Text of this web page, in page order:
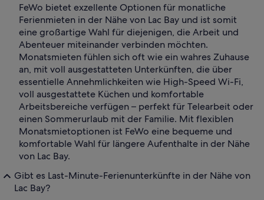
FeWo bietet exzellente Optionen für monatliche
Ferienmieten in der Nähe von Lac Bay und ist somit
eine großartige Wahl für diejenigen, die Arbeit und
Abenteuer miteinander verbinden möchten.
Monatsmieten fühlen sich oft wie ein wahres Zuhause
an, mit voll ausgestatteten Unterkünften, die über
essentielle Annehmlichkeiten wie High-Speed Wi-Fi,
voll ausgestattete Küchen und komfortable
Arbeitsbereiche verfügen – perfekt für Telearbeit oder
einen Sommerurlaub mit der Familie. Mit flexiblen
Monatsmietoptionen ist FeWo eine bequeme und
komfortable Wahl für längere Aufenthalte in der Nähe
von Lac Bay.
Gibt es Last-Minute-Ferienunterkünfte in der Nähe von
Lac Bay?